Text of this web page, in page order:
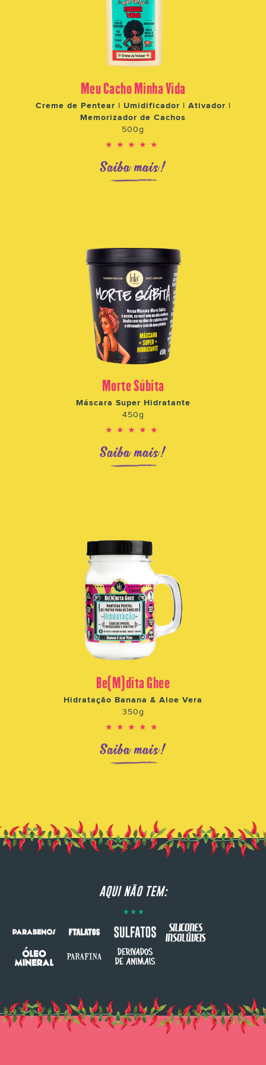
Meu Cacho Minha Vida
Creme de Pentear | Umidificador | Ativador |
Memorizador de Cachos
500g
★★★★★
Saiba mais!
Morte Súbita
Máscara Super Hidratante
450g
★★★★★
Saiba mais!
Be(M)dita Ghee
Hidratação Banana & Aloe Vera
350g
★★★★★
Saiba mais!
AQUI NÃO TEM: